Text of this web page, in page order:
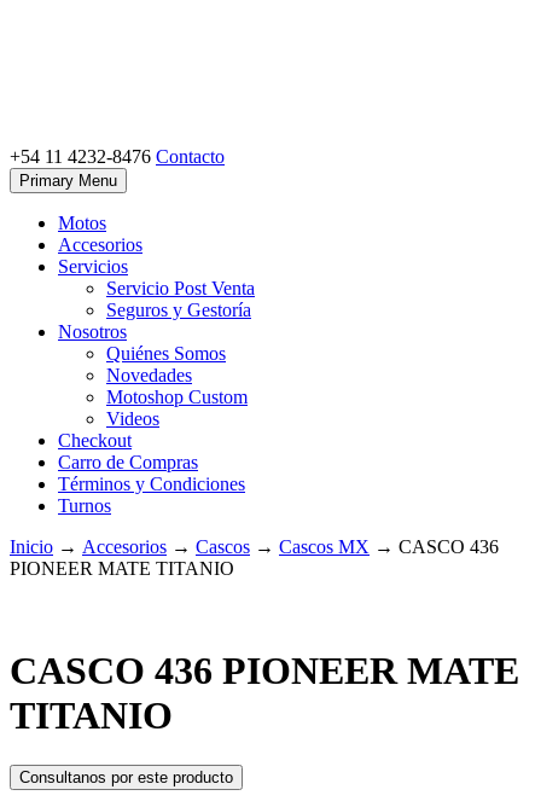
Motoshop Ezeiza
Motos y Accesorios
+54 11 4232-8476 Contacto
Primary Menu
Motos
Accesorios
Servicios
Servicio Post Venta
Seguros y Gestoría
Nosotros
Quiénes Somos
Novedades
Motoshop Custom
Videos
Checkout
Carro de Compras
Términos y Condiciones
Turnos
Inicio → Accesorios → Cascos → Cascos MX → CASCO 436
PIONEER MATE TITANIO
CASCO 436 PIONEER MATE
TITANIO
Consultanos por este producto